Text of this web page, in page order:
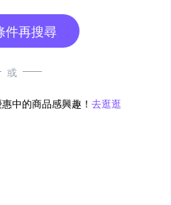
件再搜尋
或
中的商品感興趣！ 去逛逛